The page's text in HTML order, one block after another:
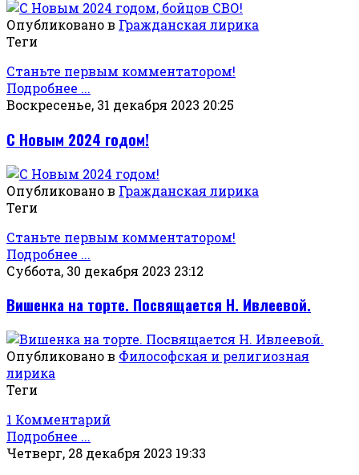
Опубликовано в Гражданская лирика
Теги
Станьте первым комментатором!
Подробнее ...
Воскресенье, 31 декабря 2023 20:25
С Новым 2024 годом!
Опубликовано в Гражданская лирика
Теги
Станьте первым комментатором!
Подробнее ...
Суббота, 30 декабря 2023 23:12
Вишенка на торте. Посвящается Н. Ивлеевой.
Опубликовано в Философская и религиозная
лирика
Теги
1 Комментарий
Подробнее ...
Четверг, 28 декабря 2023 19:33